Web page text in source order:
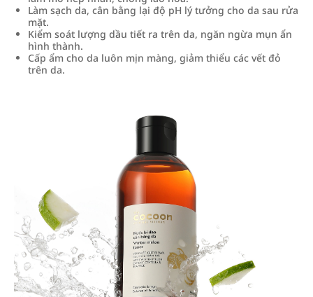
Làm sạch da, cân bằng lại độ pH lý tưởng cho da sau rửa
mặt.
Kiểm soát lượng dầu tiết ra trên da, ngăn ngừa mụn ẩn
hình thành.
Cấp ẩm cho da luôn mịn màng, giảm thiểu các vết đỏ
trên da.